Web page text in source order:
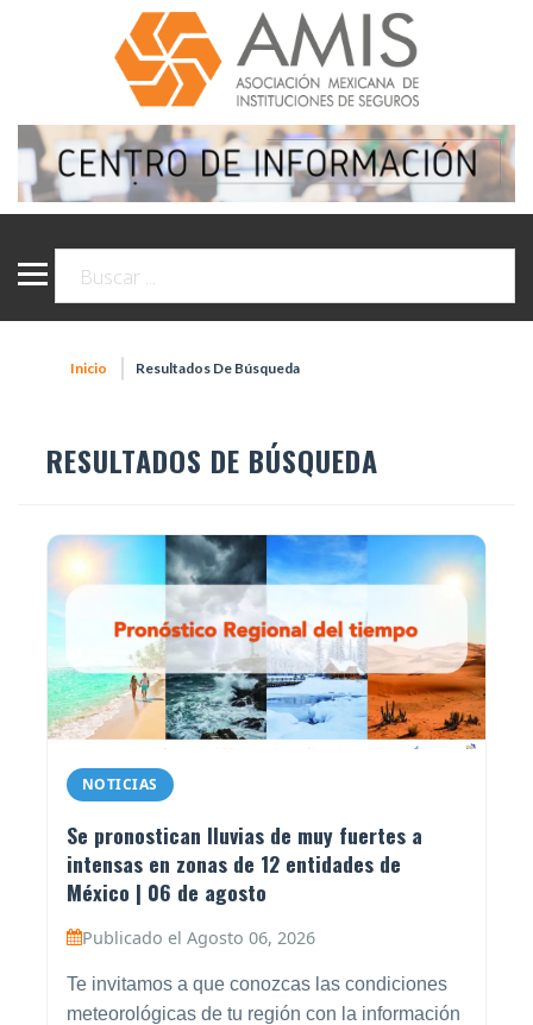
Inicio Resultados De Búsqueda
RESULTADOS DE BÚSQUEDA
NOTICIAS
Se pronostican lluvias de muy fuertes a
intensas en zonas de 12 entidades de
México | 06 de agosto
Publicado el Agosto 06, 2026
Te invitamos a que conozcas las condiciones
meteorológicas de tu región con la información